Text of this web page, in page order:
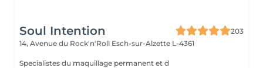
Soul Intention
203
14, Avenue du Rock'n'Roll Esch-sur-Alzette L-4361
Specialistes du maquillage permanent et d